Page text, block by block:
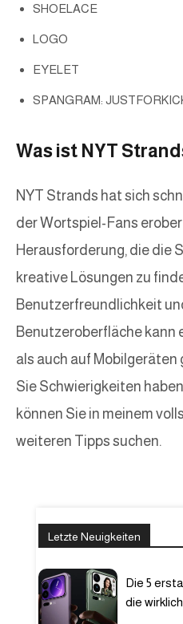
SHOELACE
LOGO
EYELET
SPANGRAM:
Was ist NYT
NYT Strands hat sich
der Wortspiel-Fans
Herausforderung, die die
kreative Lösungen zu
Benutzerfreundlichkeit
Benutzeroberfläche kann
als auch auf Mobilgeräten
Sie Schwierigkeiten
können Sie in meinem
weiteren Tipps suchen.
Letzte Neuigkeiten
Die 5
die